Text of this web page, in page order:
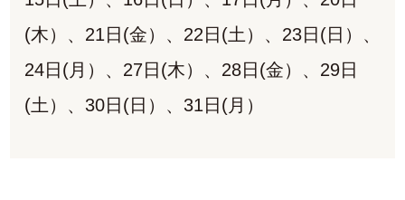
(木）、21日(金）、22日(土）、23日(日）、
24日(月）、27日(木）、28日(金）、29日
(土）、30日(日）、31日(月）